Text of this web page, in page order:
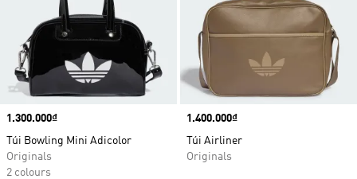
Price
1.300.000₫
Túi Bowling Mini Adicolor
Originals
2 colours
Price
1.400.000₫
Túi Airliner
Originals